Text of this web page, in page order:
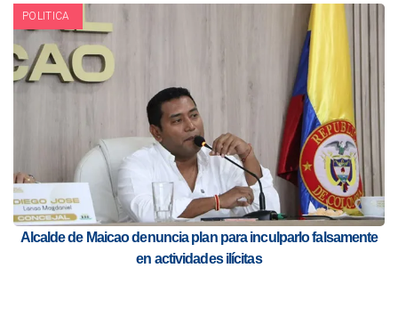
POLITICA
Alcalde de Maicao denuncia plan para inculparlo falsamente
en actividades ilícitas